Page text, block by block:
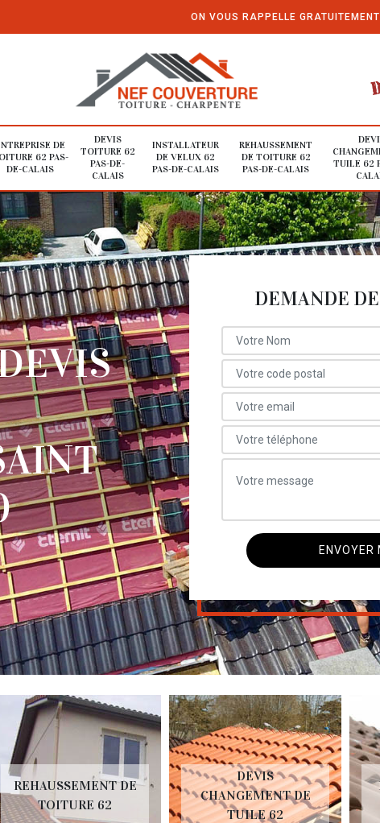
ON VOUS RAPPELLE GRATUITEMENT
DE
62 PAS-
DE-CALAIS
DEVIS
TOITURE 62
PAS-DE-
CALAIS
INSTALLATEUR
DE VELUX 62
PAS-DE-CALAIS
REHAUSSEMENT
DE TOITURE 62
PAS-DE-CALAIS
TUILE 62
DEMANDE
REHAUSSEMENT DE
TOITURE 62
DEVIS
CHANGEMENT DE
TUILE 62